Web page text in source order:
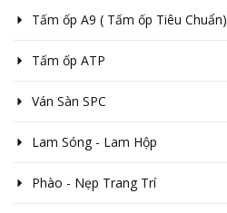
Tấm ốp A9 ( Tấm ốp Tiêu Chuẩn)
Tấm ốp ATP
Ván Sàn SPC
Lam Sóng - Lam Hộp
Phào - Nẹp Trang Trí